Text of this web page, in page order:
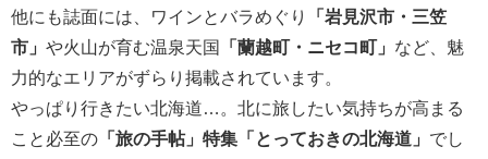
他にも誌面には、ワインとバラめぐり
「岩見沢市・三笠
市」 や火山が育む温泉天国 「蘭越町・ニセコ町」 など、魅
力的なエリアがずらり掲載されています。
やっぱり行きたい北海道…。北に旅したい気持ちが高まる
こと必至の 「旅の手帖」特集「とっておきの北海道」 でし